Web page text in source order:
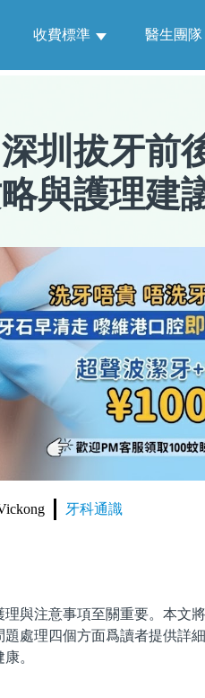
收費標準 醫生團隊
深圳拔牙前
與護理建
牙科通識
注意事項至關重要。本文將
處理四個方面爲讀者提供詳
。